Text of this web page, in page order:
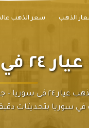
الذهب سعر الذهب
عيار ٢٤
في سوريا بتحديثات